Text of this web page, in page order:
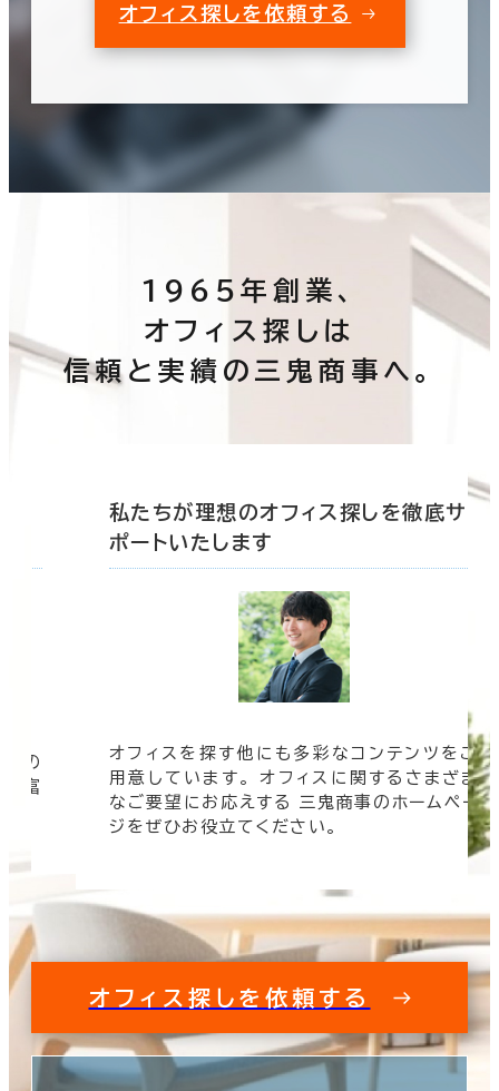
オフィス探しを依頼する
1965年創業、
オフィス探しは
信頼と実績の三鬼商事へ。
の
豊富
私たちが理想のオフィス探しを徹底サ
ポートいたします
オフィスを探す他にも多彩なコンテンツをご
用意しています。 オフィスに関するさまざま
なご要望にお応えする 三鬼商事のホームペー
ジをぜひお役立てください。
オフィス探しを依頼する